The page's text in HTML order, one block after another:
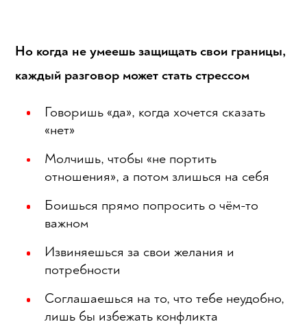
Но когда не умеешь защищать свои границы,
каждый разговор может стать стрессом
Говоришь «да», когда хочется сказать
«нет»
Молчишь, чтобы «не портить
отношения», а потом злишься на себя
Боишься прямо попросить о чём-то
важном
Извиняешься за свои желания и
потребности
Соглашаешься на то, что тебе неудобно,
лишь бы избежать конфликта